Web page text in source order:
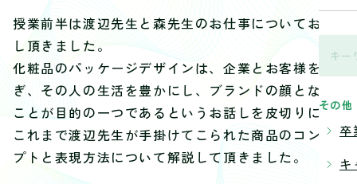
その他
卒
キ
授業前半は渡辺先生と森先生のお仕事についてお話
し頂きました。
化粧品のパッケージデザインは、企業とお客様を繋
ぎ、 その人の生活を豊かにし、 ブランドの顔となる
ことが目的の一つであるというお話しを皮切り に、
これまで渡辺先生が手掛けてこられた商品のコンセ
プトと表現方法について解説して頂きました。